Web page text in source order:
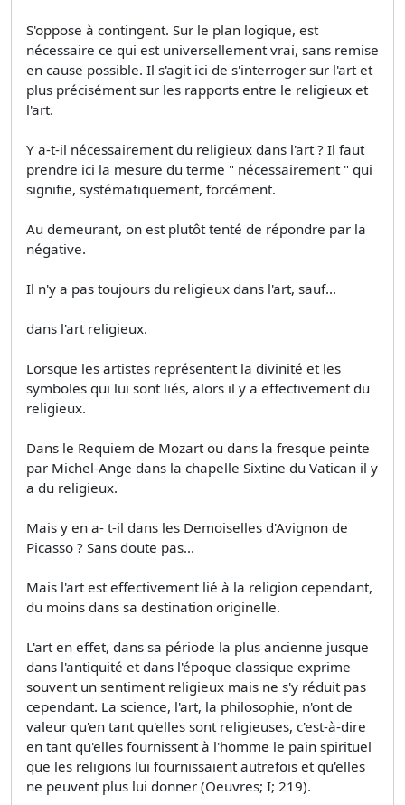
S'oppose à contingent. Sur le plan logique, est
nécessaire ce qui est universellement vrai, sans remise
en cause possible. Il s'agit ici de s'interroger sur l'art et
plus précisément sur les rapports entre le religieux et
l'art.
Y a-t-il nécessairement du religieux dans l'art ? Il faut
prendre ici la mesure du terme " nécessairement " qui
signifie, systématiquement, forcément.
Au demeurant, on est plutôt tenté de répondre par la
négative.
Il n'y a pas toujours du religieux dans l'art, sauf...
dans l'art religieux.
Lorsque les artistes représentent la divinité et les
symboles qui lui sont liés, alors il y a effectivement du
religieux.
Dans le Requiem de Mozart ou dans la fresque peinte
par Michel-Ange dans la chapelle Sixtine du Vatican il y
a du religieux.
Mais y en a- t-il dans les Demoiselles d'Avignon de
Picasso ? Sans doute pas...
Mais l'art est effectivement lié à la religion cependant,
du moins dans sa destination originelle.
L'art en effet, dans sa période la plus ancienne jusque
dans l'antiquité et dans l'époque classique exprime
souvent un sentiment religieux mais ne s'y réduit pas
cependant. La science, l'art, la philosophie, n'ont de
valeur qu'en tant qu'elles sont religieuses, c'est-à-dire
en tant qu'elles fournissent à l'homme le pain spirituel
que les religions lui fournissaient autrefois et qu'elles
ne peuvent plus lui donner (Oeuvres; I; 219).